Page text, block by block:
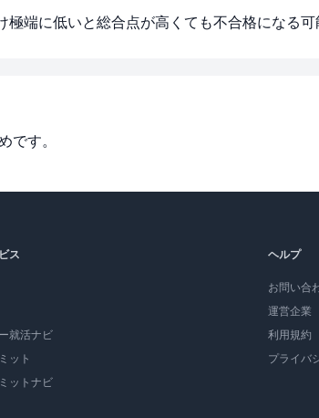
端に低いと総合点が高くても不合格になる
です。
ス
就活ナビ
ット
ットナビ
ヘルプ
お問い合
運営企業
利用規約
プライバ